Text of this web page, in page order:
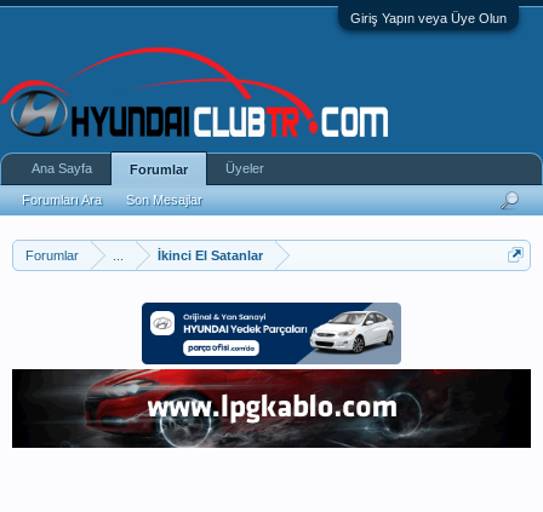
Giriş Yapın veya Üye Olun
Forumlar İkinci El Satanlar
Ana Sayfa Forumlar
Forumları Ara Son Mesajlar
Üyeler